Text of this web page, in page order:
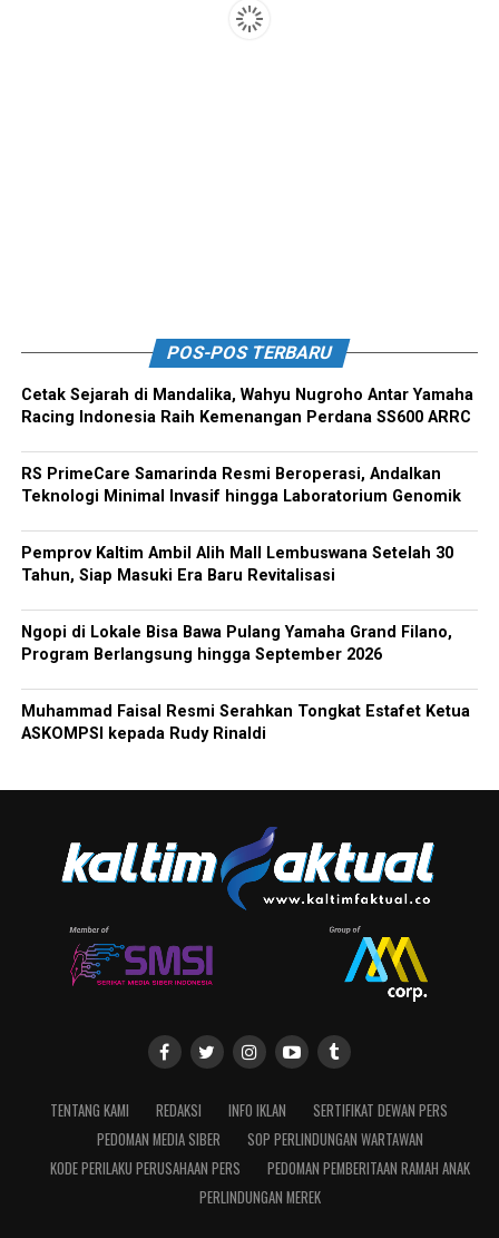
POS-POS TERBARU
Cetak Sejarah di Mandalika, Wahyu Nugroho Antar Yamaha
Racing Indonesia Raih Kemenangan Perdana SS600 ARRC
RS PrimeCare Samarinda Resmi Beroperasi, Andalkan
Teknologi Minimal Invasif hingga Laboratorium Genomik
Pemprov Kaltim Ambil Alih Mall Lembuswana Setelah 30
Tahun, Siap Masuki Era Baru Revitalisasi
Ngopi di Lokale Bisa Bawa Pulang Yamaha Grand Filano,
Program Berlangsung hingga September 2026
Muhammad Faisal Resmi Serahkan Tongkat Estafet Ketua
ASKOMPSI kepada Rudy Rinaldi
TENTANG KAMI REDAKSI INFO IKLAN
SERTIFIKAT DEWAN PERS
PEDOMAN MEDIA SIBER
SOP PERLINDUNGAN WARTAWAN
KODE PERILAKU PERUSAHAAN PERS
PEDOMAN PEMBERITAAN RAMAH ANAK
PERLINDUNGAN MEREK